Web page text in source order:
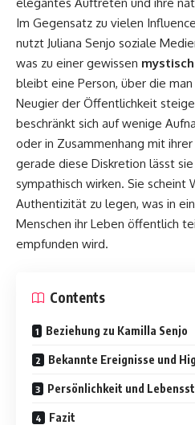
Im Gegensatz zu vielen
nutzt Juliana Senjo soziale
was zu einer gewissen
bleibt eine Person, über die
Neugier der Öffentlichkeit
beschränkt sich auf wenige
oder in Zusammenhang mit
gerade diese Diskretion lässt
sympathisch wirken. Sie scheint
Authentizität zu legen, was in
Menschen ihr Leben öffentlich
empfunden wird.
Contents
Beziehung zu Kamilla Senjo
Bekannte Ereignisse und
Persönlichkeit und
Fazit